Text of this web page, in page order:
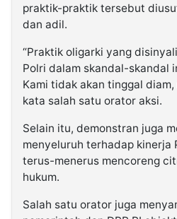
praktik-praktik tersebut
dan adil.
“Praktik oligarki yang
Polri dalam skandal-skandal
Kami tidak akan tinggal
kata salah satu orator aksi.
Selain itu, demonstran juga
menyeluruh terhadap kinerja
terus-menerus mencoreng
hukum.
Salah satu orator juga